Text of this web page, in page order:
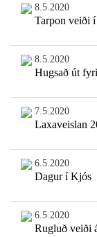
8.5.2020
Tarpon veiði
8.5.2020
Hugsað út
7.5.2020
Laxaveislan
6.5.2020
Dagur í Kjós
6.5.2020
Rugluð veiði